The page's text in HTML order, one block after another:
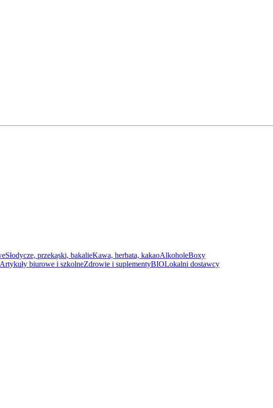
Słodycze, przekąski, bakalieKawa, herbata, kakaoAlkoholeBoxy
Artykuły biurowe i szkolneZdrowie i suplementyBIOLokalni dostawcy